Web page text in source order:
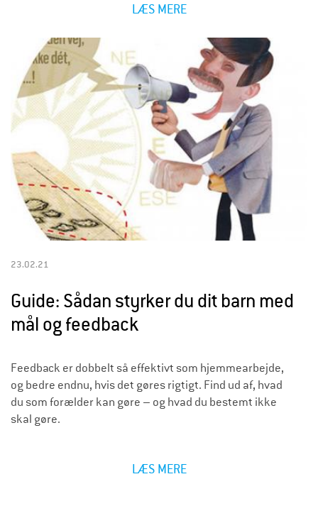
LÆS MERE
23.02.21
Guide: Sådan styrker du dit barn med
mål og feedback
Feedback er dobbelt så effektivt som hjemmearbejde,
og bedre endnu, hvis det gøres rigtigt. Find ud af, hvad
du som forælder kan gøre – og hvad du bestemt ikke
skal gøre.
LÆS MERE